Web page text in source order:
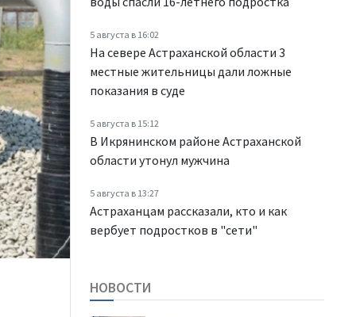
5 августа в 16:02
На севере Астраханской области 3
местные жительницы дали ложные
показания в суде
5 августа в 15:12
В Икрянинском районе Астраханской
области утонул мужчина
5 августа в 13:27
Астраханцам рассказали, кто и как
вербует подростков в "сети"
НОВОСТИ